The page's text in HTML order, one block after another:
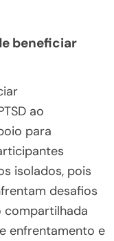
beneficiar
ao
para
isolados, pois
desafios
compartilhada
enfrentamento e